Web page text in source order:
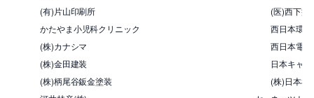
(有)片山印刷所
(医)西下病
かたやま小児科クリニック
西日本環
(株)カナシマ
西日本電
(株)金田建装
日本キャ
(株)柄尾谷鈑金塗装
(株)日本植